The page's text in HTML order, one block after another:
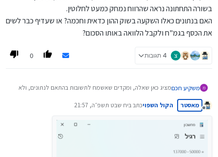
בשורה התחתונה נראה שהרווח נמחק כמעט לחלוטין.
האם בנתונים כאלו השקעה בשוק ההון כדאית וחכמה? או שעדיף כבר לשים
את הכסף בגמ"ח ולקבל הלוואה באותו הסכום?
צ 4 תגובות 0
מ משקיע חכםמציג כאן שאלה, ומקדים שאשמח לתשובות בהתאם לנתונים, ולא
הנתונים הם כאלו:
ילד כיום בן 4, מיועד להינשא בעז"ה בגיל 20 - עוד 16 שנה.
הסכום הנדרש לצורך נישואיו הוא 320,000 ש"ח
נוספים, האפשרות היחידה שתעמוד לי לכאורה היא הלוואה בנקאית
מנותק
מאסטר הקול השפויכתב ביח שבט תשפ״ה, 21:57
נערך לאחרונה על ידי